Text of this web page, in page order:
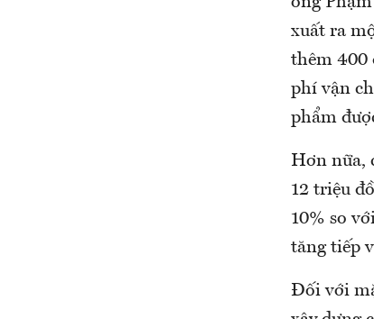
xuất ra
thêm 400
phí vận
phẩm
Hơn nữa,
12 triệu
10% so
tăng tiếp
Đối với